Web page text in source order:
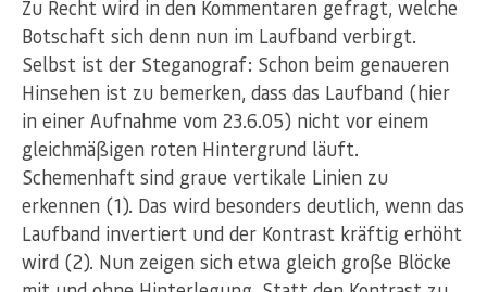
Zu Recht wird in den Kommentaren gefragt, welche
Botschaft sich denn nun im Laufband verbirgt.
Selbst ist der Steganograf: Schon beim genaueren
Hinsehen ist zu bemerken, dass das Laufband (hier
in einer Aufnahme vom 23.6.05) nicht vor einem
gleichmäßigen roten Hintergrund läuft.
Schemenhaft sind graue vertikale Linien zu
erkennen (1). Das wird besonders deutlich, wenn das
Laufband invertiert und der Kontrast kräftig erhöht
wird (2). Nun zeigen sich etwa gleich große Blöcke